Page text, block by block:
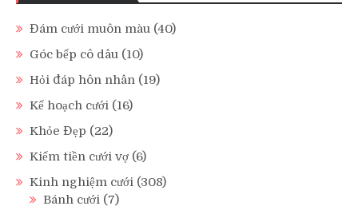
Đám cưới muôn màu (40)
Góc bếp cô dâu (10)
Hỏi đáp hôn nhân (19)
Kế hoạch cưới (16)
Khỏe Đẹp (22)
Kiếm tiền cưới vợ (6)
Kinh nghiệm cưới (308)
Bánh cưới (7)